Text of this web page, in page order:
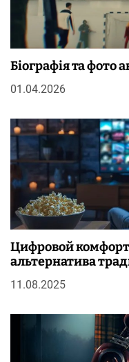
Біографія та фото
01.04.2026
Цифровой
альтернатива
11.08.2025